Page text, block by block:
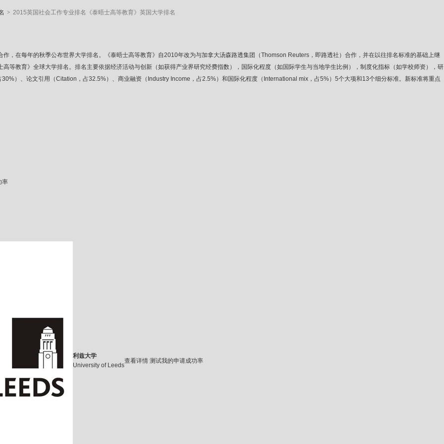
> 2015英国社会工作专业排名《泰晤士高等教育》英国大学排名
在每年的秋季公布世界大学排名。《泰晤士高等教育》自2010年改为与加拿大汤森路透集团（Thomson Reuters，即路透社）合作，并在以往排名标准的基础上继
等教育》全球大学排名。排名主要依据经济活动与创新（如获得产业界研究经费指数），国际化程度（如国际学生与当地学生比例），制度化指标（如学校师资），研
）、论文引用（Citation，占32.5%）、商业融资（Industry Income，占2.5%）和国际化程度（International mix，占5%）5个大项和13个细分标准。新标准将重点
率
利兹大学
University of Leeds
查看详情 测试我的申请成功率